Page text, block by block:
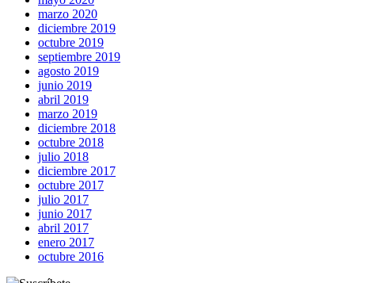
marzo 2020
diciembre 2019
octubre 2019
septiembre 2019
agosto 2019
junio 2019
abril 2019
marzo 2019
diciembre 2018
octubre 2018
julio 2018
diciembre 2017
octubre 2017
julio 2017
junio 2017
abril 2017
enero 2017
octubre 2016